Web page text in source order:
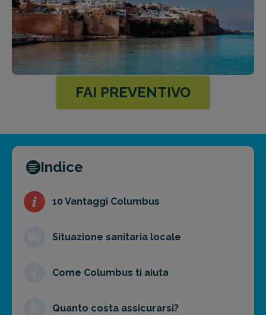
FAI PREVENTIVO
Indice
10 Vantaggi Columbus
Situazione sanitaria locale
Come Columbus ti aiuta
Quanto costa assicurarsi?